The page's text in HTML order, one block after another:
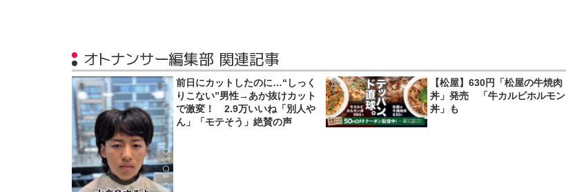
オトナンサー編集部 関連記事
前日にカットしたのに…“しっく
りこない”男性→あか抜けカット
で激変！ 2.9万いいね「別人や
ん」「モテそう」絶賛の声
【松屋】630円「松屋の牛焼肉
丼」発売 「牛カルビホルモン
丼」も